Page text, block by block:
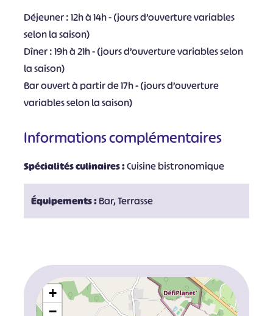
Déjeuner : 12h à 14h - (jours d’ouverture variables
selon la saison)
Dîner : 19h à 21h - (jours d’ouverture variables selon
la saison)
Bar ouvert à partir de 17h - (jours d’ouverture
variables selon la saison)
Informations complémentaires
Spécialités culinaires :Cuisine bistronomique
Équipements :Bar, Terrasse
+
−